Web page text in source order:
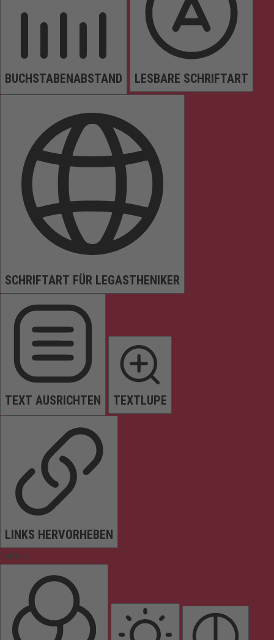
BUCHSTABENABSTAND LESBARE SCHRIFTART
SCHRIFTART FÜR LEGASTHENIKER
TEXT AUSRICHTEN TEXTLUPE
LINKS HERVORHEBEN
Farben